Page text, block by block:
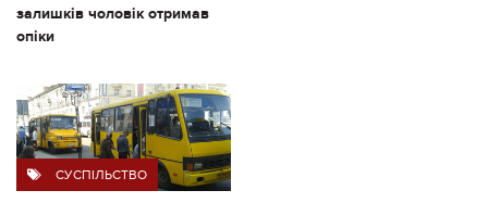
залишків чоловік отримав
опіки
СУСПІЛЬСТВО